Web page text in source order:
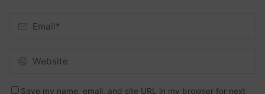
Save my name, email, and site URL in my browser for next